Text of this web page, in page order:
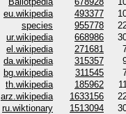
eu.wikipedia 493377
species 955778
ur.wikipedia 668986
el.wikipedia 271681
da.wikipedia 315357
bg.wikipedia 311545
th.wikipedia 185962
arz.wikipedia 1633156
ru.wiktionary 1513094